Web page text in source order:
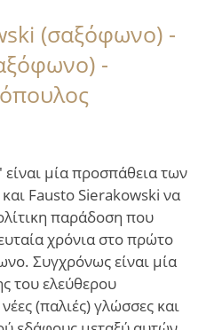
(σαξόφωνο) -
-
μία προσπάθεια των
Fausto Sierakowski να
παράδοση που
χρόνια στο πρώτο
Συγχρόνως είναι μία
του ελεύθερου
(παλιές) γλώσσες και